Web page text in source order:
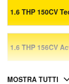
1.6 THP 150CV
1.6 THP 156CV
MOSTRA TUTTI